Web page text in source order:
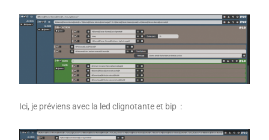
Ici, je préviens avec la led clignotante et bip :